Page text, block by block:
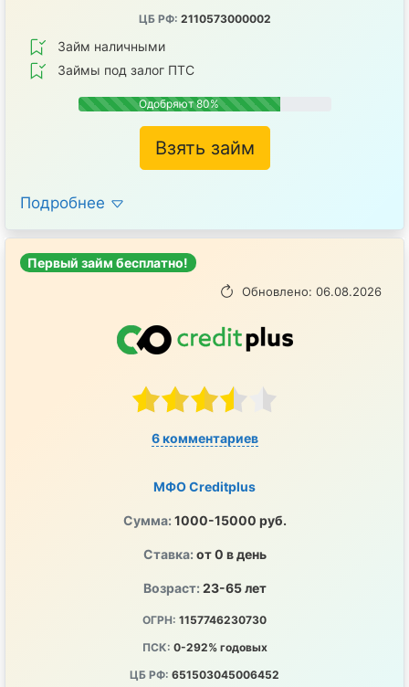
ЦБ РФ: 2110573000002
Займ наличными
Займы под залог ПТС
Одобряют 80%
Взять займ
Подробнее
Первый займ бесплатно!
Обновлено: 06.08.2026
6 комментариев
МФО Creditplus
Сумма: 1000-15000 руб.
Ставка: от 0 в день
Возраст: 23-65 лет
ОГРН: 1157746230730
ПСК: 0-292% годовых
ЦБ РФ: 651503045006452